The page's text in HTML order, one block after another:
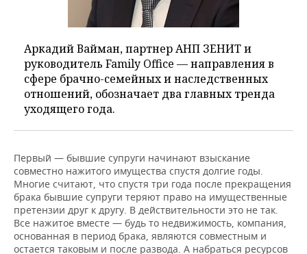
Аркадий Вайман, партнер АНП ЗЕНИТ и
руководитель Family Office — направления в
сфере брачно-семейных и наследственных
отношений, обозначает два главных тренда
уходящего года.
Первый — бывшие супруги начинают взыскание
совместно нажитого имущества спустя долгие годы.
Многие считают, что спустя три года после прекращения
брака бывшие супруги теряют право на имущественные
претензии друг к другу. В действительности это не так.
Все нажитое вместе — будь то недвижимость, компания,
основанная в период брака, являются совместным и
остается таковым и после развода. А набраться ресурсов